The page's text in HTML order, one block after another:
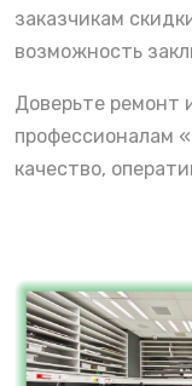
заказчикам
возможность
Доверьте ремонт
профессионалам
качество,